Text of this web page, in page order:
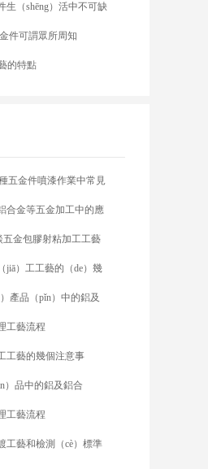
生（shēng）活中不可缺
件可謂眾所周知
的特點
五金件噴漆作業中常見
及處理方法！
合金等五金加工中的應
五金包膠射粘加工工藝
jiā）工工藝的（de）幾
產品（pǐn）中的鋁及
加工（gōng）工藝
工藝流程
工藝的幾個注意事
）品中的鋁及鋁合
麵加工工藝
工藝流程
工藝和檢測（cè）標準